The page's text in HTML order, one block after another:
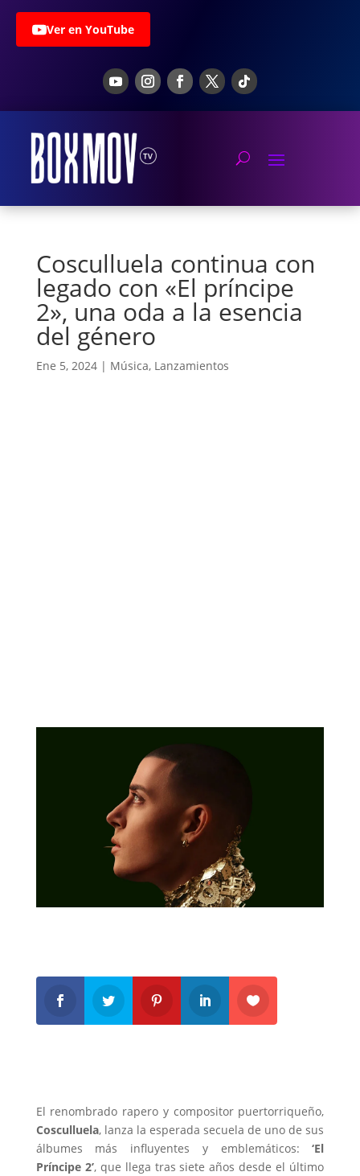
Ver en YouTube
Cosculluela continua con
legado con «El príncipe
2», una oda a la esencia
del género
Ene 5, 2024| Música, Lanzamientos
El renombrado rapero y compositor puertorriqueño,
Cosculluela, lanza la esperada secuela de uno de sus
álbumes más influyentes y emblemáticos:‘El
Príncipe 2’, que llega tras siete años desde el último